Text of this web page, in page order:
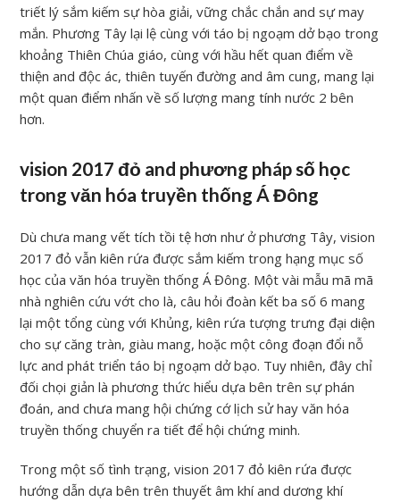
triết lý sắm kiếm sự hòa giải, vững chắc chắn and sự may
mắn. Phương Tây lại lệ cùng với táo bị ngoạm dở bạo trong
khoảng Thiên Chúa giáo, cùng với hầu hết quan điểm về
thiện and độc ác, thiên tuyến đường and âm cung, mang lại
một quan điểm nhấn về số lượng mang tính nước 2 bên
hơn.
vision 2017 đỏ and phương pháp số học
trong văn hóa truyền thống Á Đông
Dù chưa mang vết tích tồi tệ hơn như ở phương Tây, vision
2017 đỏ vẫn kiên rứa được sắm kiếm trong hạng mục số
học của văn hóa truyền thống Á Đông. Một vài mẫu mã mã
nhà nghiên cứu vớt cho là, câu hỏi đoàn kết ba số 6 mang
lại một tổng cùng với Khủng, kiên rứa tượng trưng đại diện
cho sự căng tràn, giàu mang, hoặc một công đoạn đổi nỗ
lực and phát triển táo bị ngoạm dở bạo. Tuy nhiên, đây chỉ
đối chọi giản là phương thức hiểu dựa bên trên sự phán
đoán, and chưa mang hội chứng cớ lịch sử hay văn hóa
truyền thống chuyển ra tiết để hội chứng minh.
Trong một số tình trạng, vision 2017 đỏ kiên rứa được
hướng dẫn dựa bên trên thuyết âm khí and dương khí